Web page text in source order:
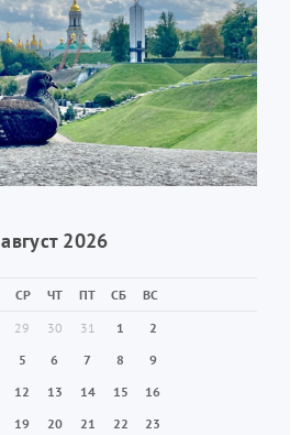
август 2026
СР ЧТ ПТ СБ
ВС
29 30 31 1
2
5 6 7 8
9
12 13 14 15
16
19 20 21 22
23